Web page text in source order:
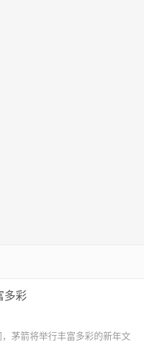
多彩
茅箭将举行丰富多彩的新年文